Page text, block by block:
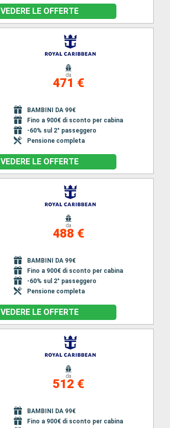
VEDERE LE OFFERTE
da
471 €
BAMBINI DA 99€
Fino a 900€ di sconto per cabina
-60% sul 2° passeggero
Pensione completa
VEDERE LE OFFERTE
da
488 €
BAMBINI DA 99€
Fino a 900€ di sconto per cabina
-60% sul 2° passeggero
Pensione completa
VEDERE LE OFFERTE
da
512 €
BAMBINI DA 99€
Fino a 900€ di sconto per cabina